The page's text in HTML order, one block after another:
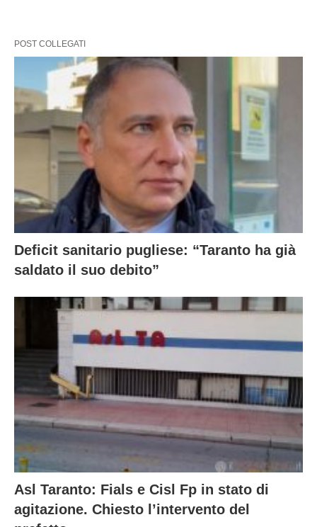
POST COLLEGATI
Deficit sanitario pugliese: “Taranto ha già
saldato il suo debito”
Asl Taranto: Fials e Cisl Fp in stato di
agitazione. Chiesto l’intervento del